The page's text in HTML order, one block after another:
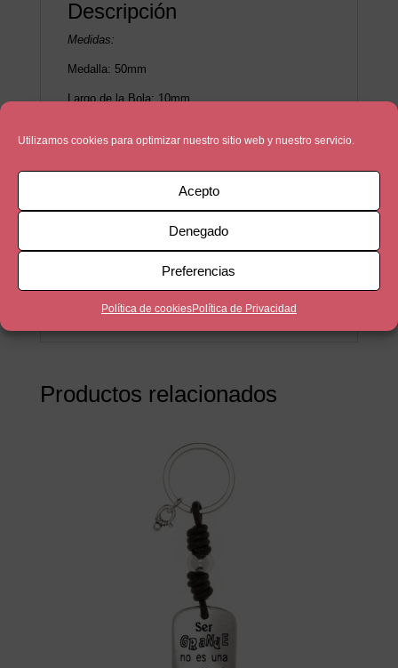
Utilizamos cookies para optimizar nuestro sitio web y nuestro servicio.
Acepto
Denegado
Preferencias
Política de cookiesPolítica de Privacidad
Descripción
Medidas:
Medalla: 50mm
Largo de la Bola: 10mm
Medida del llavero: 11,50cm
Material:
Medalla de Zamak bañada en 5 micras de plata
Productos relacionados